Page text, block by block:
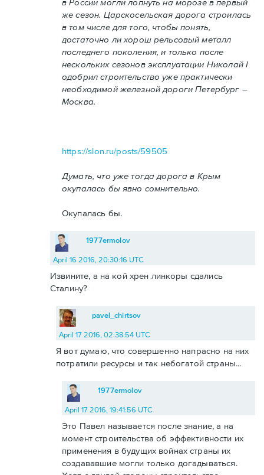
в России могли лопнуть на морозе в первый
же сезон. Царскосельская дорога строилась
в том числе для того, чтобы понять,
достаточно ли хорош рельсовый металл
последнего поколения, и только после
нескольких сезонов эксплуатации Николай I
одобрил строительство уже практически
необходимой железной дороги Петербург –
Москва.
https://slon.ru/posts/59505
Думать, что уже тогда дорога в Крым
окупалась бы явно сомнительно.
Окупалась бы.
1977ermolov
April 16 2016, 20:30:16 UTC
Извините, а на кой хрен линкоры сдались
Сталину?
pavel_chirtsov
April 17 2016, 02:38:54 UTC
Я вот думаю, что совершенно напрасно на них
потратили ресурсы и так небогатой страны...
1977ermolov
April 17 2016, 19:41:56 UTC
Это Павел называется после знание, а на
момент строительства об эффективности их
применения в будущих войнах страны их
создававшие могли только догадываться.